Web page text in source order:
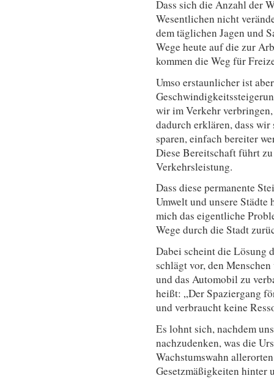
Dass sich die Anzahl der
Wesentlichen nicht
dem täglichen Jagen und
Wege heute auf die zur
kommen die Weg für
Umso erstaunlicher ist
wir im Verkehr
dadurch erklären, dass
sparen, einfach bereiter
Diese Bereitschaft führt
Verkehrsleistung.
Dass diese permanente
Umwelt und unsere
mich das eigentliche
Wege durch die Stadt
Dabei scheint die Lösung
schlägt vor, den
und das Automobil zu
heißt: „Der Spaziergang
und verbraucht keine
Es lohnt sich, nachdem
nachzudenken, was die
Wachstumswahn
Gesetzmäßigkeiten hinter